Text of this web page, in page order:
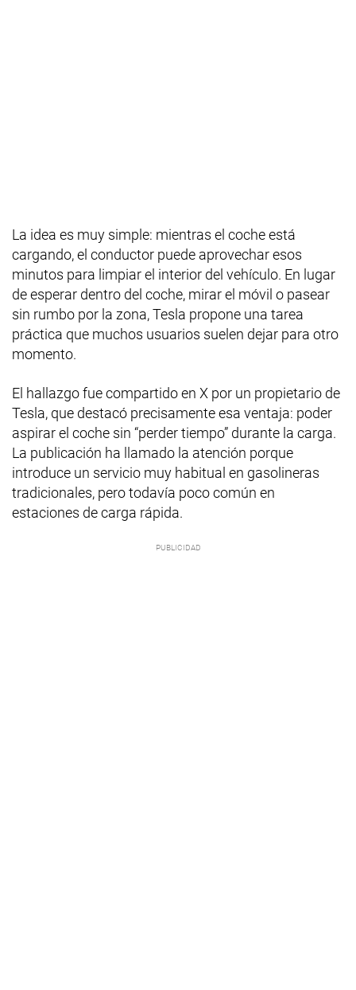
La idea es muy simple: mientras el coche está
cargando, el conductor puede aprovechar esos
minutos para limpiar el interior del vehículo. En lugar
de esperar dentro del coche, mirar el móvil o pasear
sin rumbo por la zona, Tesla propone una tarea
práctica que muchos usuarios suelen dejar para otro
momento.
El hallazgo fue compartido en X por un propietario de
Tesla, que destacó precisamente esa ventaja: poder
aspirar el coche sin “perder tiempo” durante la carga.
La publicación ha llamado la atención porque
introduce un servicio muy habitual en gasolineras
tradicionales, pero todavía poco común en
estaciones de carga rápida.